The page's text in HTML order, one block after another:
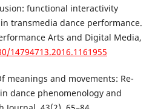
functional interactivity
transmedia dance performance.
Arts and Digital Media,
14794713.2016.1161955
meanings and movements: Re-
dance phenomenology and